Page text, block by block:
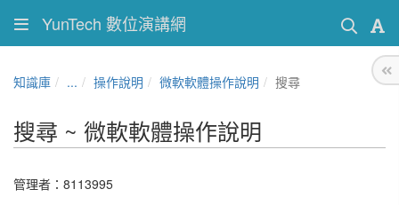
YunTech 數位演講網
知識庫 ... 操作說明 微軟軟體操作說明 搜尋
搜尋 ~ 微軟軟體操作說明
管理者：8113995